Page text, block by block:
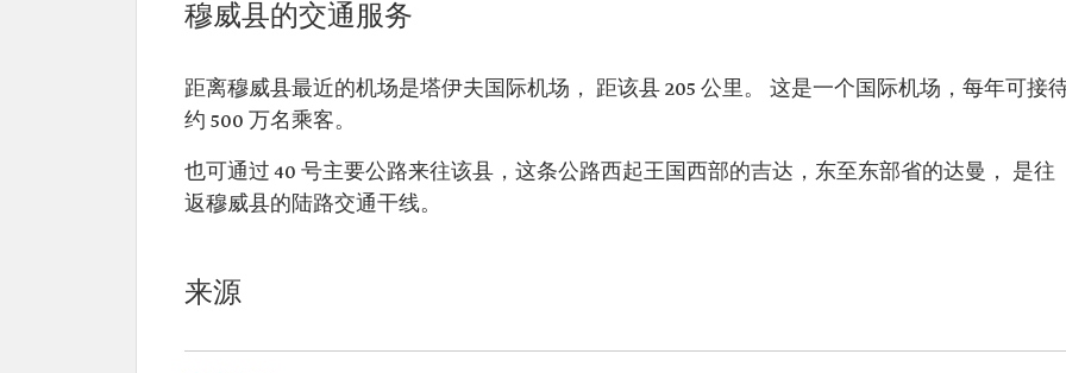
穆威县的交通服务
距离穆威县最近的机场是塔伊夫国际机场， 距该县 205 公里。 这是一个国际机场，每年可接
约 500 万名乘客。
也可通过 40 号主要公路来往该县，这条公路西起王国西部的吉达，东至东部省的达曼， 是往
返穆威县的陆路交通干线。
来源